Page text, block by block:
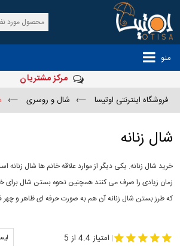
منو
مرکز مشتریان
فروشگاه اینترنتی اوتیسا —› شال و روسری —›
شال زنانه
خرید شال زنانه. یکی دیگر از موارد علاقه خانم ها شال زنانه
زمان زیادی را صرف می کنند همچنین نحوه بستن شال برای
که طرز بستن شال زنانه آن هم به صورت حرفه ای ظاهر و چهر
| امتیاز 4.4 از 5